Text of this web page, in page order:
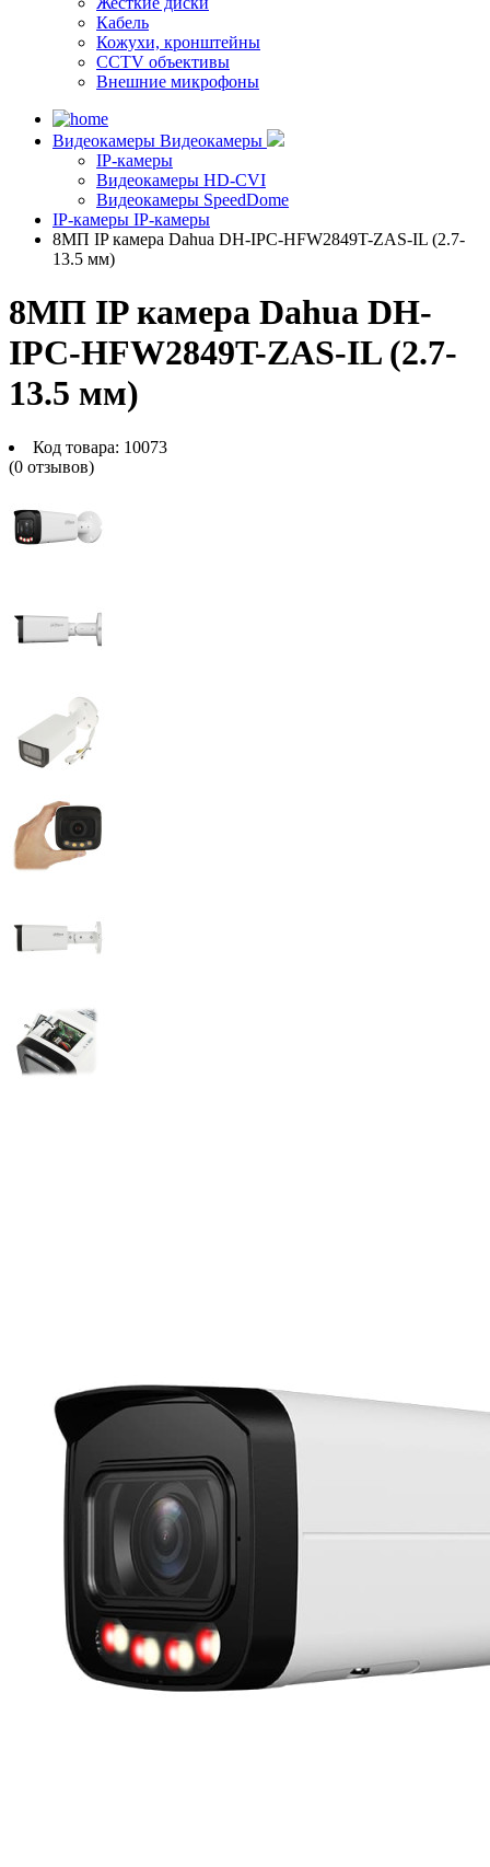
Кабель
Кожухи, кронштейны
CCTV объективы
Внешние микрофоны
Видеокамеры Видеокамеры
IP-камеры
Видеокамеры HD-CVI
Видеокамеры SpeedDome
IP-камеры IP-камеры
8МП IP камера Dahua DH-IPC-HFW2849T-ZAS-IL (2.7-
13.5 мм)
8МП IP камера Dahua DH-
IPC-HFW2849T-ZAS-IL (2.7-
13.5 мм)
Код товара: 10073
(0 отзывов)